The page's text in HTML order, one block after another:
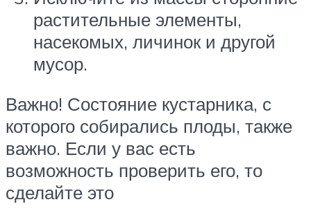
растительные элементы,
насекомых, личинок и другой
мусор.
Важно! Состояние кустарника, с
которого собирались плоды, также
важно. Если у вас есть
возможность проверить его, то
сделайте это